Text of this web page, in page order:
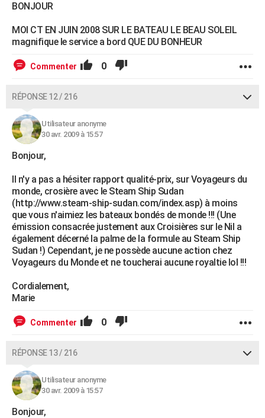
BONJOUR
MOI CT EN JUIN 2008 SUR LE BATEAU LE BEAU SOLEIL
magnifique le service a bord QUE DU BONHEUR
Commenter 0
RÉPONSE 12 / 216
Utilisateur anonyme
30 avr. 2009 à 15:57
Bonjour,
Il n'y a pas a hésiter rapport qualité-prix, sur Voyageurs du
monde, crosière avec le Steam Ship Sudan
(http://www.steam-ship-sudan.com/index.asp) à moins
que vous n'aimiez les bateaux bondés de monde !!! (Une
émission consacrée justement aux Croisières sur le Nil a
également décerné la palme de la formule au Steam Ship
Sudan !) Cependant, je ne possède aucune action chez
Voyageurs du Monde et ne toucherai aucune royaltie lol !!!
Cordialement,
Marie
Commenter 0
RÉPONSE 13 / 216
Utilisateur anonyme
30 avr. 2009 à 15:57
Bonjour,